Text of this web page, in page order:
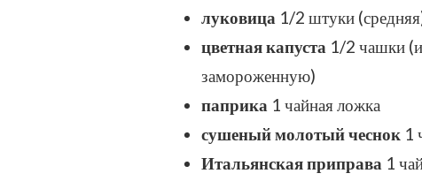
луковица 1/2 штуки
цветная капуста 1/2 чашки
замороженную)
паприка 1 чайная ложка
сушеный молотый чеснок 1
Итальянская приправа 1